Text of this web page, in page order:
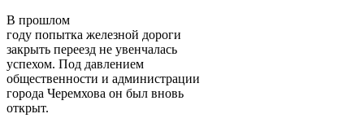
В прошлом
году попытка железной дороги
закрыть переезд не увенчалась
успехом. Под давлением
общественности и администрации
города Черемхова он был вновь
открыт.